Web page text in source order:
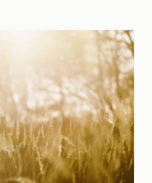
besondere Portrait
Kontakt
Blog